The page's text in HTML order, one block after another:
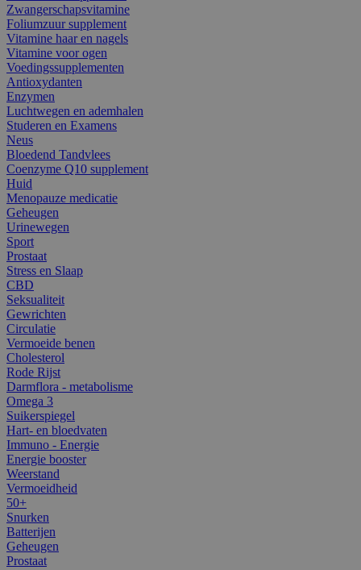
Zwangerschapsvitamine
Foliumzuur supplement
Vitamine haar en nagels
Vitamine voor ogen
Voedingssupplementen
Antioxydanten
Enzymen
Luchtwegen en ademhalen
Studeren en Examens
Neus
Bloedend Tandvlees
Coenzyme Q10 supplement
Huid
Menopauze medicatie
Geheugen
Urinewegen
Sport
Prostaat
Stress en Slaap
CBD
Seksualiteit
Gewrichten
Circulatie
Vermoeide benen
Cholesterol
Rode Rijst
Darmflora - metabolisme
Omega 3
Suikerspiegel
Hart- en bloedvaten
Immuno - Energie
Energie booster
Weerstand
Vermoeidheid
50+
Snurken
Batterijen
Geheugen
Prostaat